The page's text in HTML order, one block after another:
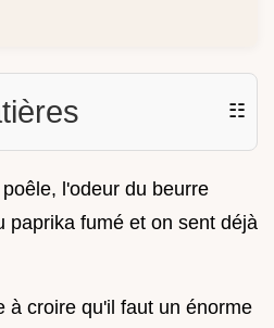
☷
l'odeur du beurre
paprika fumé et on sent déjà
à croire qu'il faut un énorme